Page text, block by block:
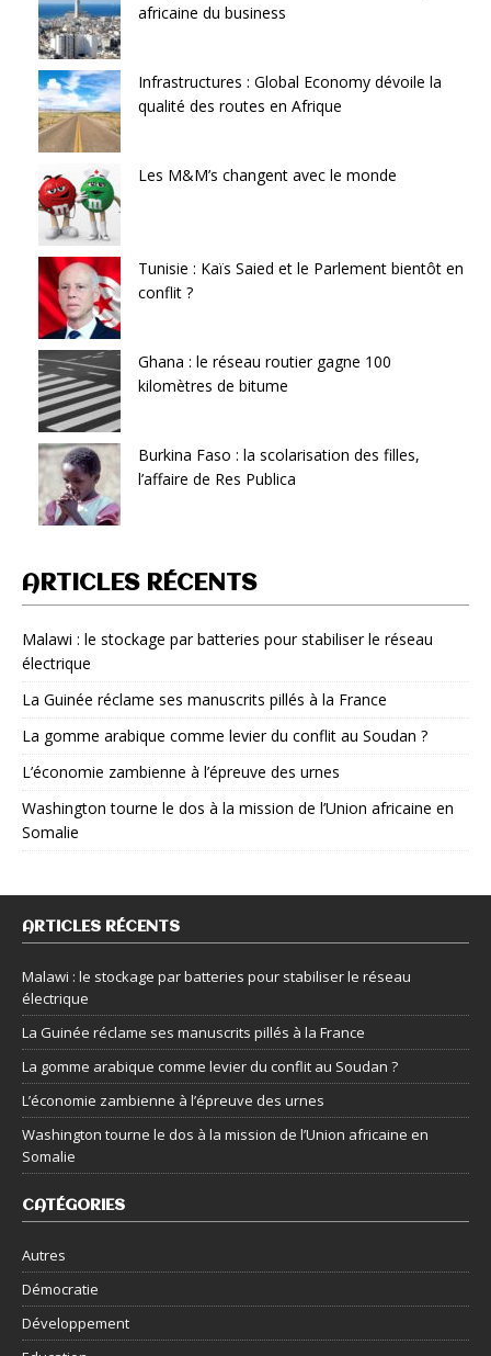
africaine du business
Infrastructures : Global Economy dévoile la
qualité des routes en Afrique
Les M&M’s changent avec le monde
Tunisie : Kaïs Saied et le Parlement bientôt en
conflit ?
Ghana : le réseau routier gagne 100
kilomètres de bitume
Burkina Faso : la scolarisation des filles,
l’affaire de Res Publica
ARTICLES RÉCENTS
Malawi : le stockage par batteries pour stabiliser le réseau
électrique
La Guinée réclame ses manuscrits pillés à la France
La gomme arabique comme levier du conflit au Soudan ?
L’économie zambienne à l’épreuve des urnes
Washington tourne le dos à la mission de l’Union africaine en
Somalie
ARTICLES RÉCENTS
Malawi : le stockage par batteries pour stabiliser le réseau
électrique
La Guinée réclame ses manuscrits pillés à la France
La gomme arabique comme levier du conflit au Soudan ?
L’économie zambienne à l’épreuve des urnes
Washington tourne le dos à la mission de l’Union africaine en
Somalie
CATÉGORIES
Autres
Démocratie
Développement